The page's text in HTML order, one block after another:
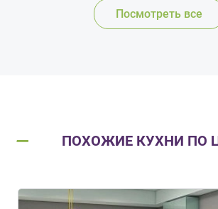
Посмотреть все
ПОХОЖИЕ КУХНИ ПО